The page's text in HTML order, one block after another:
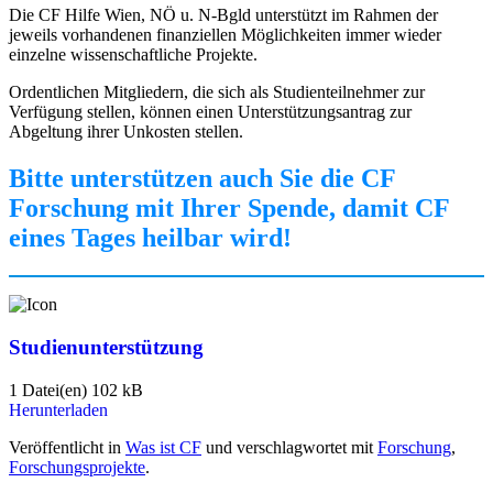
Die CF Hilfe Wien, NÖ u. N-Bgld unterstützt im Rahmen der
jeweils vorhandenen finanziellen Möglichkeiten immer wieder
einzelne wissenschaftliche Projekte.
Ordentlichen Mitgliedern, die sich als Studienteilnehmer zur
Verfügung stellen, können einen Unterstützungsantrag zur
Abgeltung ihrer Unkosten stellen.
Bitte unterstützen auch Sie die CF
Forschung mit Ihrer Spende, damit CF
eines Tages heilbar wird!
Studienunterstützung
1 Datei(en) 102 kB
Herunterladen
Veröffentlicht in Was ist CF und verschlagwortet mit Forschung,
Forschungsprojekte.